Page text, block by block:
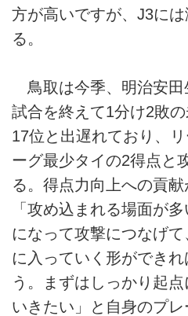
方が高いですが、J3に
る。
鳥取は今季、明治安田
試合を終えて1分け2敗
17位と出遅れており、
ーグ最少タイの2得点と
る。得点力向上への貢
「攻め込まれる場面が
になって攻撃につなげ
に入っていく形ができ
う。まずはしっかり起
いきたい」と自身のプ